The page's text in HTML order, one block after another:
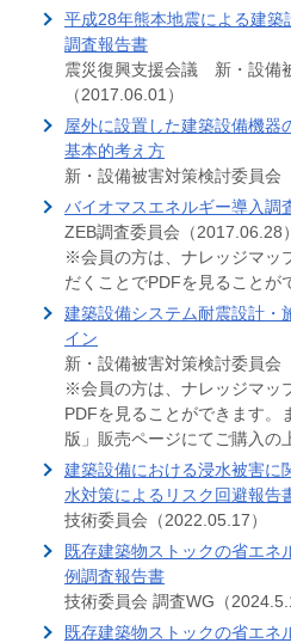
平成28年熊本地震による建築
調査報告書
震災復興支援会議 新・設備
（2017.06.01）
屋外に設置した建築設備機
基本的考え方
新・設備被害対策検討委員会
バイオマスエネルギー導入調
ZEB調査委員会（2017.06.28）
※会員の方は、ナレッジマッ
だくことでPDFを見ることが
建築設備システム耐震設計・
イン
新・設備被害対策検討委員会
※会員の方は、ナレッジマッ
PDFを見ることができます。
版」販売ページにてご購入の
建築設備における浸水被害に
水対策によるリスク回避報告
技術委員会（2022.05.17）
既存建築物ストックの省エネ
例調査報告書
技術委員会 調査WG（
既存建築物ストックの省エネ